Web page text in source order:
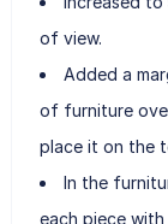
of view.
Added a
of furniture
place it on the
In the
each piece